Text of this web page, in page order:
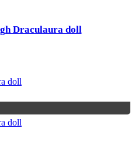
Draculaura doll